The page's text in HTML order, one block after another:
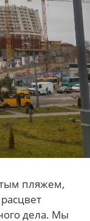
пляжем,
дела. Мы